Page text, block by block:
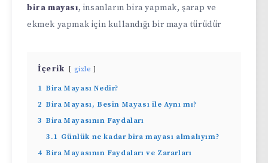
bira mayası, insanların bira yapmak, şarap ve
ekmek yapmak için kullandığı bir maya türüdür
İçerik gizle
1 Bira Mayası Nedir?
2 Bira Mayası, Besin Mayası ile Aynı mı?
3 Bira Mayasının Faydaları
3.1 Günlük ne kadar bira mayası almalıyım?
4 Bira Mayasının Faydaları ve Zararları